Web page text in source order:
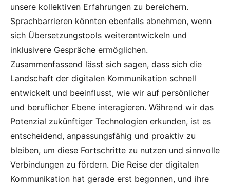
unsere kollektiven Erfahrungen zu bereichern.
Sprachbarrieren könnten ebenfalls abnehmen, wenn
sich Übersetzungstools weiterentwickeln und
inklusivere Gespräche ermöglichen.
Zusammenfassend lässt sich sagen, dass sich die
Landschaft der digitalen Kommunikation schnell
entwickelt und beeinflusst, wie wir auf persönlicher
und beruflicher Ebene interagieren. Während wir das
Potenzial zukünftiger Technologien erkunden, ist es
entscheidend, anpassungsfähig und proaktiv zu
bleiben, um diese Fortschritte zu nutzen und sinnvolle
Verbindungen zu fördern. Die Reise der digitalen
Kommunikation hat gerade erst begonnen, und ihre